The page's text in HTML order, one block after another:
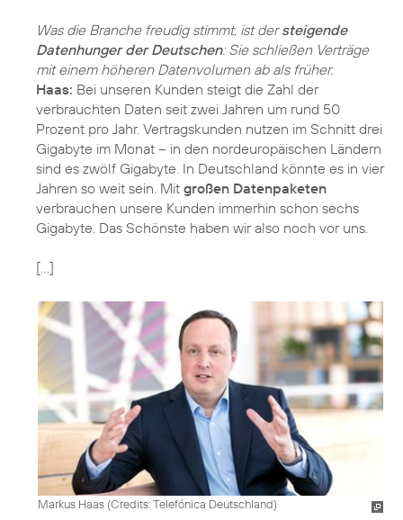
Was die Branche freudig stimmt, ist dersteigende
Datenhunger der Deutschen: Sie schließen Verträge
mit einem höheren Datenvolumen ab als früher.
Haas: Bei unseren Kunden steigt die Zahl der
verbrauchten Daten seit zwei Jahren um rund 50
Prozent pro Jahr. Vertragskunden nutzen im Schnitt drei
Gigabyte im Monat – in den nordeuropäischen Ländern
sind es zwölf Gigabyte. In Deutschland könnte es in vier
Jahren so weit sein. Mit großen Datenpaketen
verbrauchen unsere Kunden immerhin schon sechs
Gigabyte. Das Schönste haben wir also noch vor uns.
[…]
Markus Haas (Credits: Telefónica Deutschland)